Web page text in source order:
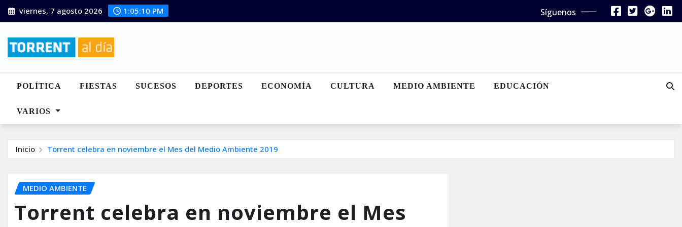
Saltar
al
viernes, 7 agosto 2026 1:05:12 PM Síguenos
POLÍTICA FIESTAS SUCESOS DEPORTES ECONOMÍA CULTURA MEDIO AMBIENTE EDUCACIÓN
VARIOS
Inicio Torrent celebra en noviembre el Mes del Medio Ambiente 2019
MEDIO AMBIENTE
Torrent celebra en noviembre el Mes